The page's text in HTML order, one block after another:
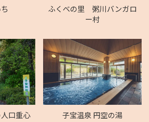
ふくべの里 粥川バンガロ
ー村
口重心
子宝温泉 円空の湯